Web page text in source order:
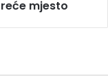
mjesto